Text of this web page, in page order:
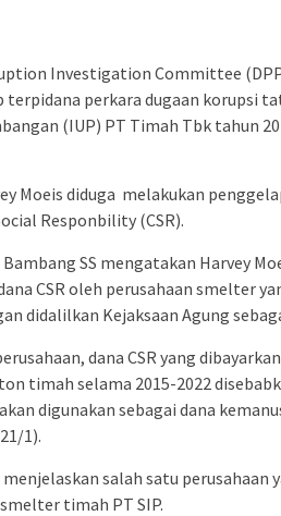
Investigation Committee
terpidana perkara dugaan korupsi
(IUP) PT Timah Tbk tahun
Moeis diduga melakukan
Responbility (CSR).
Bambang SS mengatakan Harvey
CSR oleh perusahaan smelter
didalilkan Kejaksaan Agung
dana CSR yang
ton timah selama 2015-2022
digunakan sebagai dana
1).
salah satu perusahaan
timah PT SIP.